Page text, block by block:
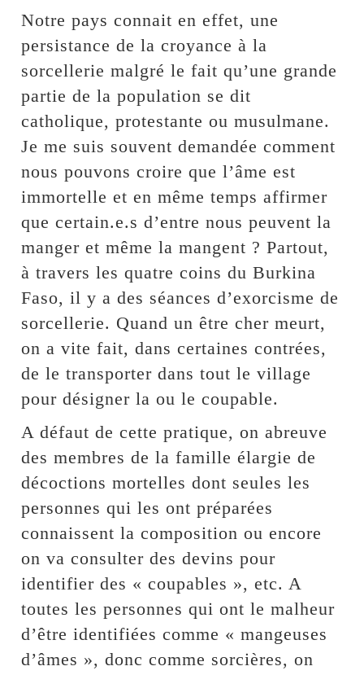
Notre pays connait en effet, une
persistance de la croyance à la
sorcellerie malgré le fait qu’une grande
partie de la population se dit
catholique, protestante ou musulmane.
Je me suis souvent demandée comment
nous pouvons croire que l’âme est
immortelle et en même temps affirmer
que certain.e.s d’entre nous peuvent la
manger et même la mangent ? Partout,
à travers les quatre coins du Burkina
Faso, il y a des séances d’exorcisme de
sorcellerie. Quand un être cher meurt,
on a vite fait, dans certaines contrées,
de le transporter dans tout le village
pour désigner la ou le coupable.
A défaut de cette pratique, on abreuve
des membres de la famille élargie de
décoctions mortelles dont seules les
personnes qui les ont préparées
connaissent la composition ou encore
on va consulter des devins pour
identifier des « coupables », etc. A
toutes les personnes qui ont le malheur
d’être identifiées comme « mangeuses
d’âmes », donc comme sorcières, on